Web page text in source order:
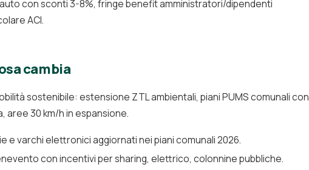
con sconti 3-8%, fringe benefit amministratori/dipendenti
ACI.
cambia
sostenibile: estensione ZTL ambientali, piani PUMS comunali con
aree 30 km/h in espansione.
e varchi elettronici aggiornati nei piani comunali 2026.
con incentivi per sharing, elettrico, colonnine pubbliche.